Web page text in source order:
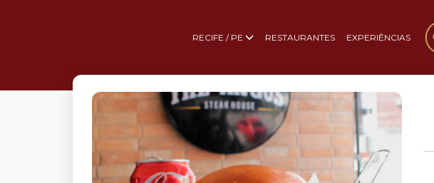
RECIFE / PE RESTAURANTES EXPERIÊNCIAS